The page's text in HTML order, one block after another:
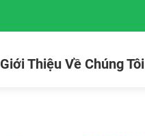
Giới Thiệu Về Chúng Tôi